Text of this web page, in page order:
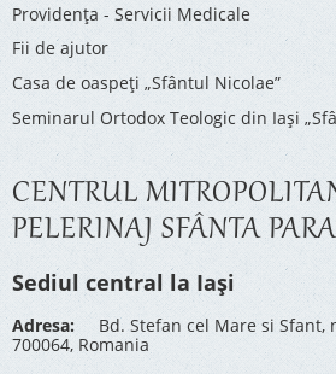
Providenţa - Servicii Medicale
Fii de ajutor
Casa de oaspeți „Sfântul Nicolae”
Seminarul Ortodox Teologic din Iași
CENTRUL
PELERINAJ SFÂNTA
Sediul central la Iași
Adresa: Bd. Stefan cel Mare si Sfant,
700064, Romania